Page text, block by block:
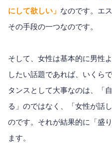
にして欲しい」 なのです。エ
その手段の一つなのです。
そして、女性は基本的に男性
したい話題であれば、いくら
タンスとして大事なのは、「
る」のではなく、「女性が話
のです。それが結果的に「盛
ます。